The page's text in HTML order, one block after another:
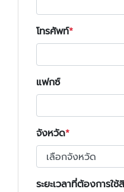
โทรศัพท์
แฟกซ์
จังหวัด
ระยะเวลาที่ต้องการใช้